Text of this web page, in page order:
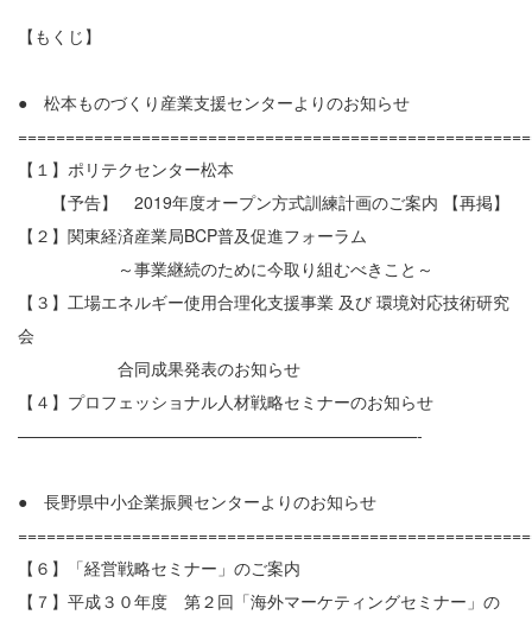
【もくじ】
● 松本ものづくり産業支援センターよりのお知らせ
【１】ポリテクセンター松本
【予告】 2019年度オープン方式訓練計画のご案内 【再掲】
【２】関東経済産業局BCP普及促進フォーラム
～事業継続のために今取り組むべきこと～
【３】工場エネルギー使用合理化支援事業 及び 環境対応技術研究
会
合同成果発表のお知らせ
【４】プロフェッショナル人材戦略セミナーのお知らせ
————————————————————————-
● 長野県中小企業振興センターよりのお知らせ
【６】「経営戦略セミナー」のご案内
【７】平成３０年度 第２回「海外マーケティングセミナー」の